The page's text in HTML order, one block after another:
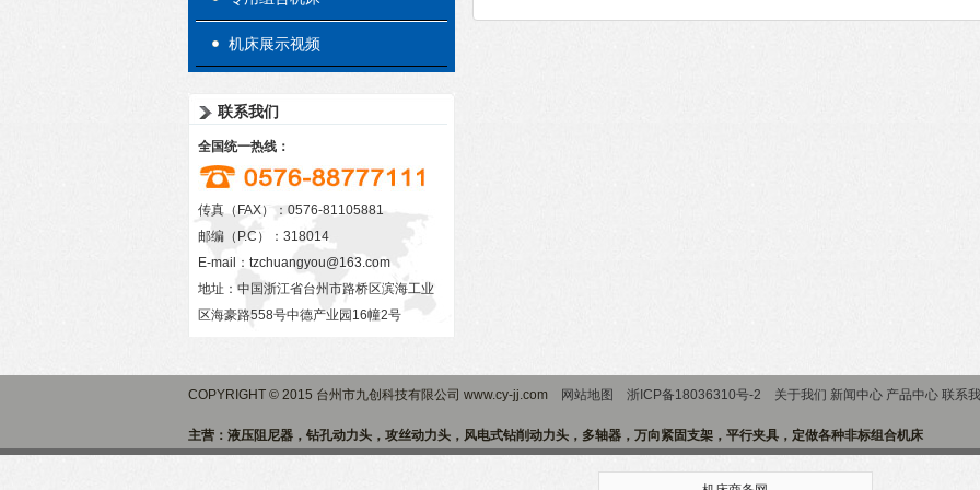
机床展示视频
联系我们
全国统一热线：
传真（FAX）：0576-81105881
邮编（P.C）：318014
E-mail： tzchuangyou@163.com
地址：中国浙江省台州市路桥区滨海工业
区海豪路558号中德产业园16幢2号
COPYRIGHT © 2015 台州市九创科技有限公司 www.cy-jj.com 网站地图 浙ICP备18036310号-2 关于我们 新闻中心 产品中心 联系
主营：液压阻尼器，钻孔动力头，攻丝动力头，风电式钻削动力头，多轴器，万向紧固支架，平行夹具，定做各种非标组合机床